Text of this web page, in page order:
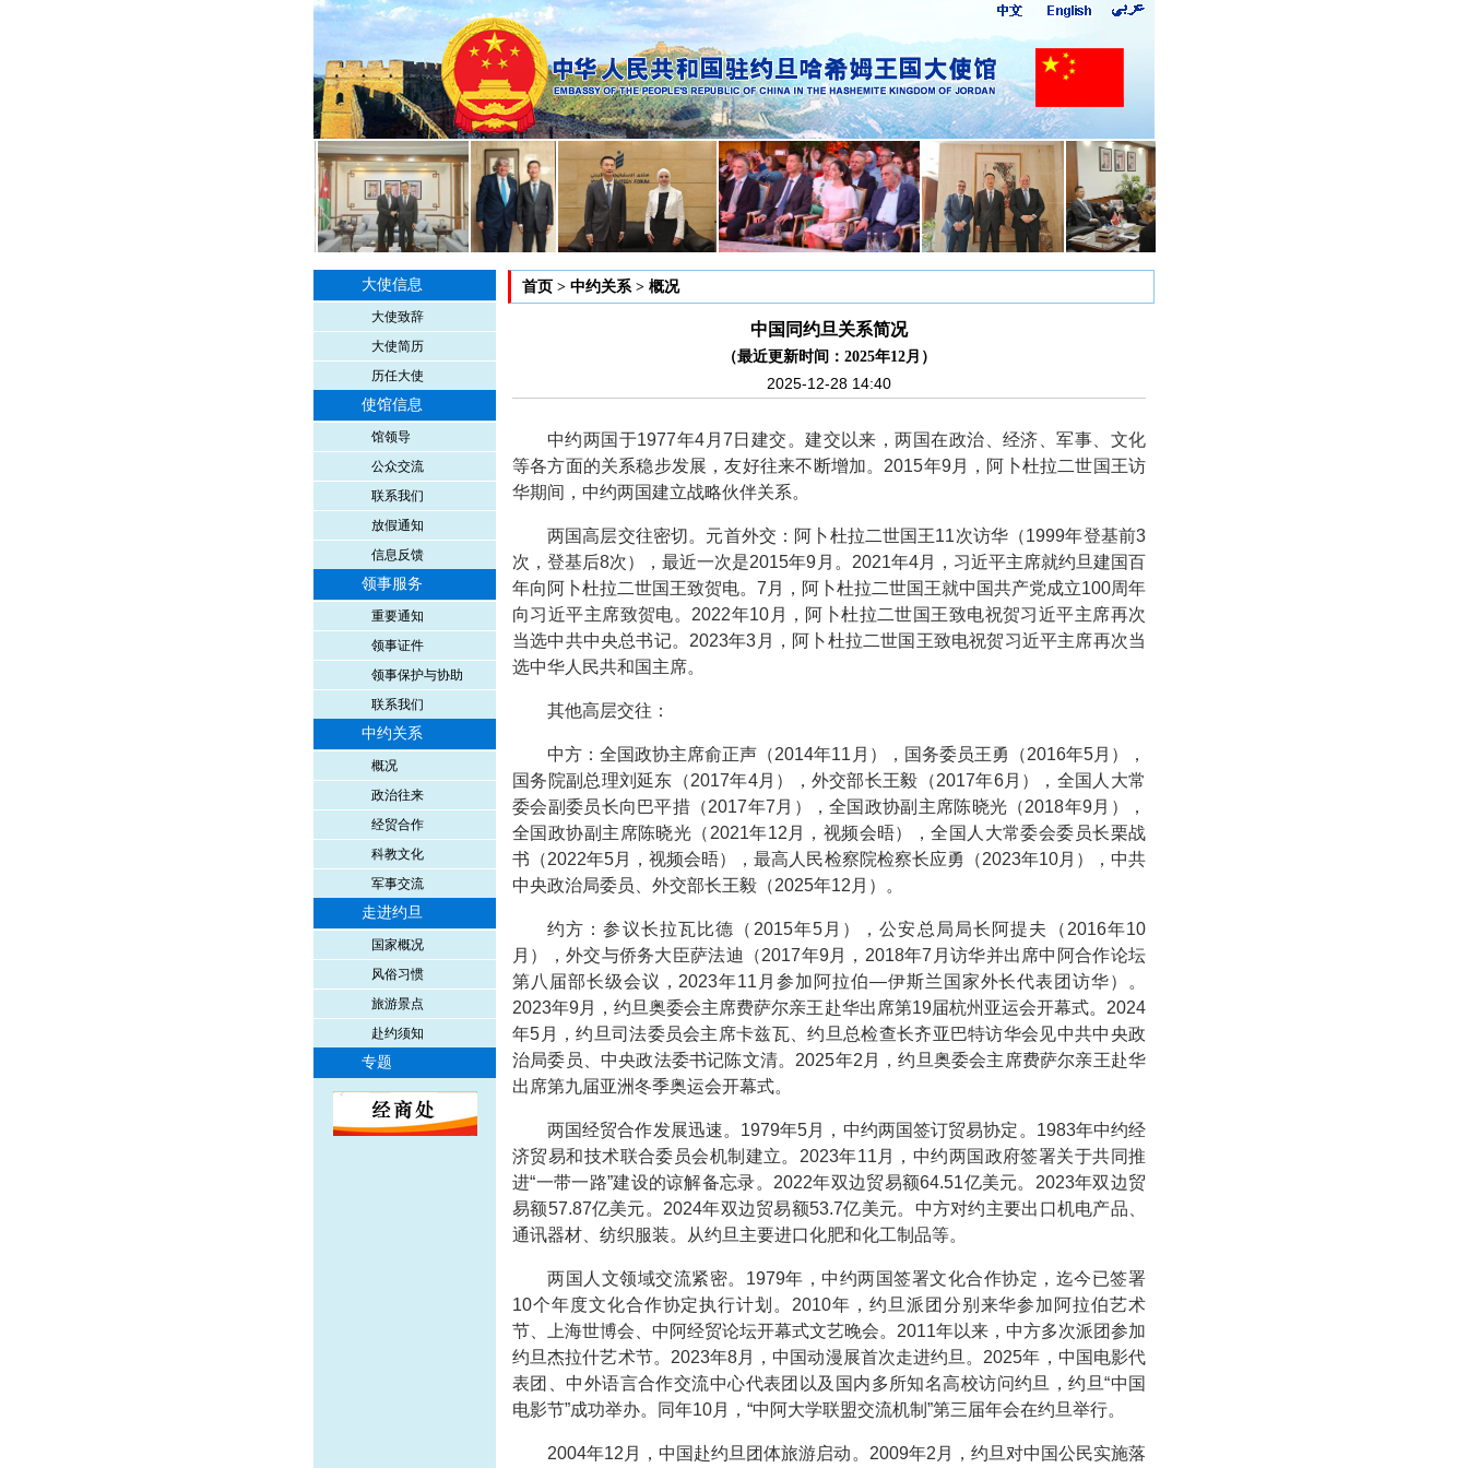
大使信息
大使致辞
大使简历
历任大使
使馆信息
馆领导
公众交流
联系我们
放假通知
信息反馈
领事服务
重要通知
领事证件
领事保护与协助
联系我们
中约关系
概况
政治往来
经贸合作
科教文化
军事交流
走进约旦
国家概况
风俗习惯
旅游景点
赴约须知
专题
首页 > 中约关系> 概况
中国同约旦关系简况
（最近更新时间：2025年12月）
2025-12-28 14:40
中约两国于1977年4月7日建交。建交以来，两国在政治、经济、军事、文化
等各方面的关系稳步发展，友好往来不断增加。2015年9月，阿卜杜拉二世国王访
华期间，中约两国建立战略伙伴关系。
两国高层交往密切。元首外交：阿卜杜拉二世国王11次访华（1999年登基前3
次，登基后8次），最近一次是2015年9月。2021年4月，习近平主席就约旦建国百
年向阿卜杜拉二世国王致贺电。7月，阿卜杜拉二世国王就中国共产党成立100周年
向习近平主席致贺电。2022年10月，阿卜杜拉二世国王致电祝贺习近平主席再次
当选中共中央总书记。2023年3月，阿卜杜拉二世国王致电祝贺习近平主席再次当
选中华人民共和国主席。
其他高层交往：
中方：全国政协主席俞正声（2014年11月），国务委员王勇（2016年5月），
国务院副总理刘延东（2017年4月），外交部长王毅（2017年6月），全国人大常
委会副委员长向巴平措（2017年7月），全国政协副主席陈晓光（2018年9月），
全国政协副主席陈晓光（2021年12月，视频会晤），全国人大常委会委员长栗战
书（2022年5月，视频会晤），最高人民检察院检察长应勇（2023年10月），中共
中央政治局委员、外交部长王毅（2025年12月）。
约方：参议长拉瓦比德（2015年5月），公安总局局长阿提夫（2016年10
月），外交与侨务大臣萨法迪（2017年9月，2018年7月访华并出席中阿合作论坛
第八届部长级会议，2023年11月参加阿拉伯—伊斯兰国家外长代表团访华）。
2023年9月，约旦奥委会主席费萨尔亲王赴华出席第19届杭州亚运会开幕式。2024
年5月，约旦司法委员会主席卡兹瓦、约旦总检查长齐亚巴特访华会见中共中央政
治局委员、中央政法委书记陈文清。2025年2月，约旦奥委会主席费萨尔亲王赴华
出席第九届亚洲冬季奥运会开幕式。
两国经贸合作发展迅速。1979年5月，中约两国签订贸易协定。1983年中约经
济贸易和技术联合委员会机制建立。2023年11月，中约两国政府签署关于共同推
进“一带一路”建设的谅解备忘录。2022年双边贸易额64.51亿美元。2023年双边贸
易额57.87亿美元。2024年双边贸易额53.7亿美元。中方对约主要出口机电产品、
通讯器材、纺织服装。从约旦主要进口化肥和化工制品等。
两国人文领域交流紧密。1979年，中约两国签署文化合作协定，迄今已签署
10个年度文化合作协定执行计划。2010年，约旦派团分别来华参加阿拉伯艺术
节、上海世博会、中阿经贸论坛开幕式文艺晚会。2011年以来，中方多次派团参加
约旦杰拉什艺术节。2023年8月，中国动漫展首次走进约旦。2025年，中国电影代
表团、中外语言合作交流中心代表团以及国内多所知名高校访问约旦，约旦“中国
电影节”成功举办。同年10月，“中阿大学联盟交流机制”第三届年会在约旦举行。
2004年12月，中国赴约旦团体旅游启动。2009年2月，约旦对中国公民实施落